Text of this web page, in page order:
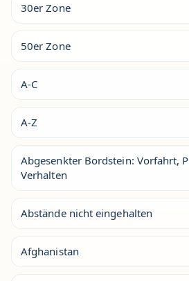
30er Zone
50er Zone
A-C
A-Z
Abgesenkter Bordstein: Vorfahrt,
Verhalten
Abstände nicht eingehalten
Afghanistan